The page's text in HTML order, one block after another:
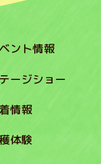
ント情報
ージショー
情報
体験